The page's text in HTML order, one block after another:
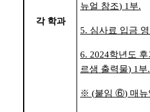
각 학과
뉴얼 참조) 1 부.
5. 심사료 입금
6. 2024학년도
르샘 출력물) 1 부.
※ (붙임 ⑥) 매뉴